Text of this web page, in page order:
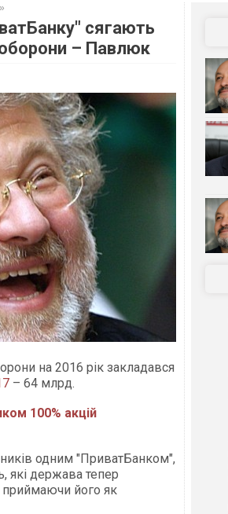
»
сягають
– Павлюк
на 2016 рік закладався
– 64 млрд.
100% акцій
одним "ПриватБанком",
які держава тепер
приймаючи його як